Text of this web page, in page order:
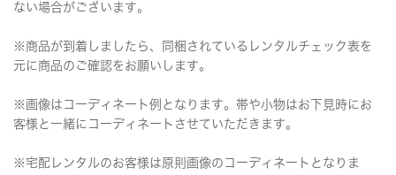
ない場合がございます。
※商品が到着しましたら、同梱されているレンタルチェック表を
元に商品のご確認をお願いします。
※画像はコーディネート例となります。帯や小物はお下見時にお
客様と一緒にコーディネートさせていただきます。
※宅配レンタルのお客様は原則画像のコーディネートとなりま